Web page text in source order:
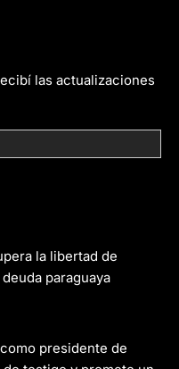
las actualizaciones
la libertad de
paraguaya
presidente de